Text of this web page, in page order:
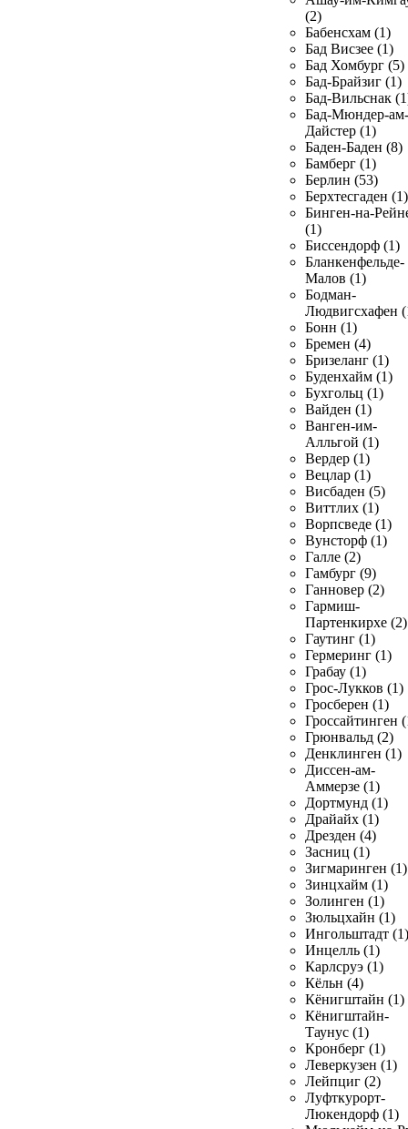
(2)
Бабенсхам (1)
Бад Висзее (1)
Бад Хомбург (5)
Бад-Брайзиг (1)
Бад-Вильснак
Бад-Мюндер-ам-
Дайстер (1)
Баден-Баден (8)
Бамберг (1)
Берлин (53)
Берхтесгаден (1)
Бинген-на-
(1)
Биссендорф (1)
Бланкенфельде-
Малов (1)
Бодман-
Людвигсхафен
Бонн (1)
Бремен (4)
Бризеланг (1)
Буденхайм (1)
Бухгольц (1)
Вайден (1)
Ванген-им-
Алльгой (1)
Вердер (1)
Вецлар (1)
Висбаден (5)
Виттлих (1)
Ворпсведе (1)
Вунсторф (1)
Галле (2)
Гамбург (9)
Ганновер (2)
Гармиш-
Партенкирхе (2)
Гаутинг (1)
Гермеринг (1)
Грабау (1)
Грос-Лукков (1)
Гросберен (1)
Гроссайтинген
Грюнвальд (2)
Денклинген (1)
Диссен-ам-
Аммерзе (1)
Дортмунд (1)
Драйайх (1)
Дрезден (4)
Засниц (1)
Зигмаринген (1)
Зинцхайм (1)
Золинген (1)
Зюльцхайн (1)
Ингольштадт (1)
Инцелль (1)
Карлсруэ (1)
Кёльн (4)
Кёнигштайн (1)
Кёнигштайн-
Таунус (1)
Кронберг (1)
Леверкузен (1)
Лейпциг (2)
Луфткурорт-
Люкендорф (1)